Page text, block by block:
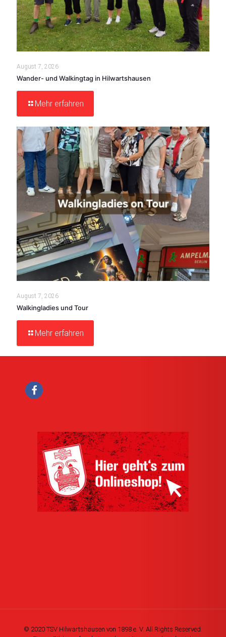
August 7, 2026
Wander- und Walkingtag in Hilwartshausen
Mehr erfahren
August 7, 2026
Walkingladies und Tour
Mehr erfahren
© 2020 TSV Hilwartshausen von 1898 e. V. All Rights Reserved.